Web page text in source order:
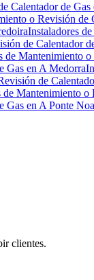
Calentador de
o Revisión de
Instaladores
de Calentador
de Mantenimiento
Gas en A Medorra
de
de Mantenimiento o
Gas en A Ponte
clientes.